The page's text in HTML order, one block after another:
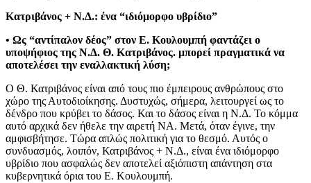
Κατριβάνος + Ν.Δ.: ένα “ιδιόμορφο υβρίδιο”
• Ως “αντίπαλον δέος” στον Ε. Κουλουμπή φαντάζει ο
υποψήφιος της Ν.Δ. Θ. Κατριβάνος. μπορεί πραγματικά να
αποτελέσει την εναλλακτική λύση;
Ο Θ. Κατριβάνος είναι από τους πιο έμπειρους ανθρώπους στο
χώρο της Αυτοδιοίκησης. Δυστυχώς, σήμερα, λειτουργεί ως το
δένδρο που κρύβει το δάσος. Και το δάσος είναι η Ν.Δ. Το κόμμα
αυτό αρχικά δεν ήθελε την αιρετή ΝΑ. Μετά, όταν έγινε, την
αμφισβήτησε. Τώρα απλώς πολιτική για το θεσμό. Αυτός ο
συνδυασμός, λοιπόν, Κατριβάνος + Ν.Δ., είναι ένα ιδιόμορφο
υβρίδιο που ασφαλώς δεν αποτελεί αξιόπιστη απάντηση στα
κυβερνητικά όρια του Ε. Κουλουμπή.